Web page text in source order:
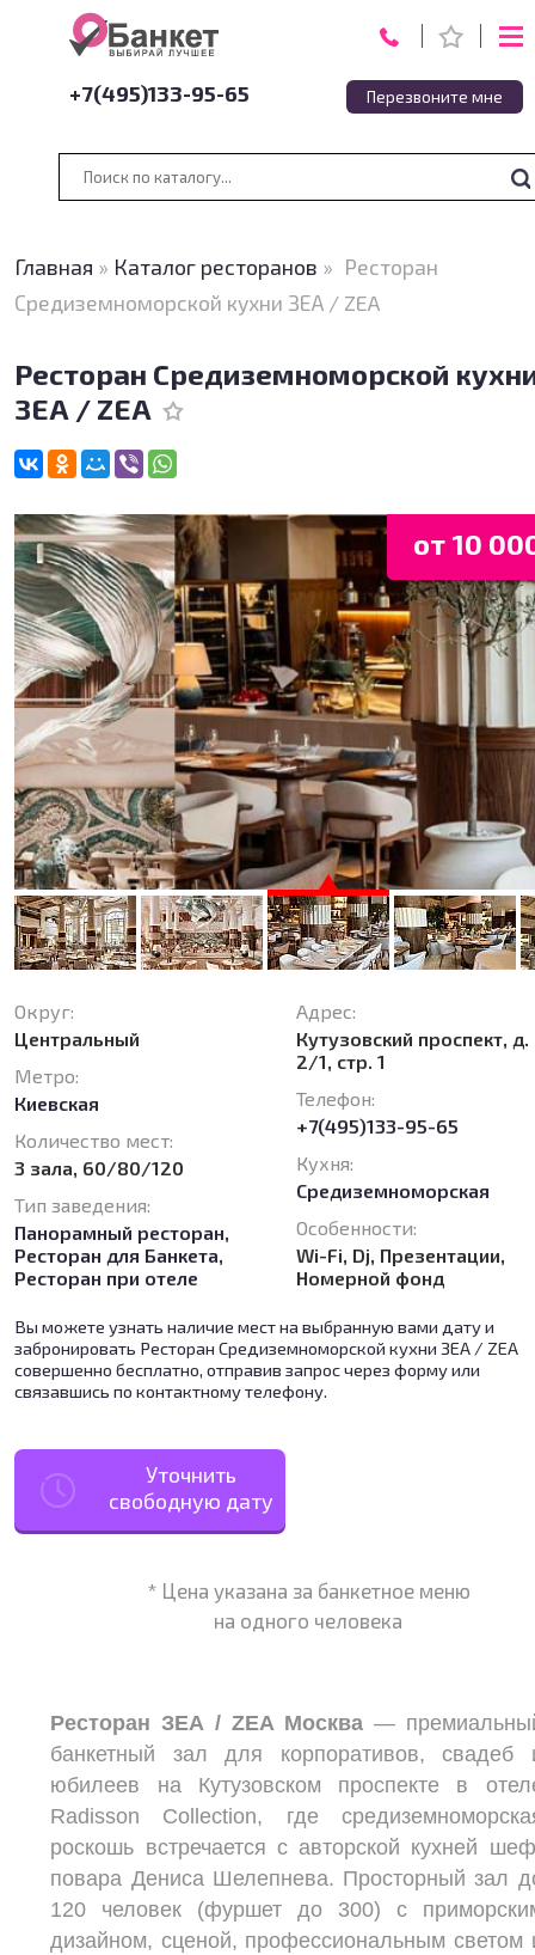
+7(495)133-95-65 Перезвоните мне
Главная » Каталог ресторанов » Ресторан
Средиземноморской кухни ЗЕА / ZEA
Ресторан Средиземноморской
ЗЕА / ZEA
от 10
Округ:
Центральный
Метро:
Киевская
Количество мест:
3 зала, 60/80/120
Тип заведения:
Панорамный ресторан,
Ресторан для Банкета,
Ресторан при отеле
Адрес:
Кутузовский проспект, д.
2/1, стр. 1
Телефон:
+7(495)133-95-65
Кухня:
Средиземноморская
Особенности:
Wi-Fi, Dj, Презентации,
Номерной фонд
Вы можете узнать наличие мест на выбранную вами дату и
забронировать Ресторан Средиземноморской кухни ЗЕА / ZEA
совершенно бесплатно, отправив запрос через форму или
связавшись по контактному телефону.
Уточнить
свободную дату
* Цена указана за банкетное меню
на одного человека
Ресторан ЗЕА / ZEA Москва—
банкетный зал для корпоративов, свадеб
юбилеев на Кутузовском проспекте в
Radisson Collection, где
роскошь встречается с авторской кухней
повара Дениса Шелепнева. Просторный зал
120 человек (фуршет до 300) с
дизайном, сценой, профессиональным светом